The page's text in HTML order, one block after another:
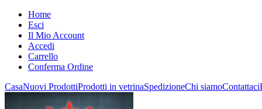
Home
Esci
Il Mio Account
Accedi
Carrello
Conferma Ordine
CasaNuovi ProdottiProdotti in vetrinaSpedizioneChi siamoContattaci